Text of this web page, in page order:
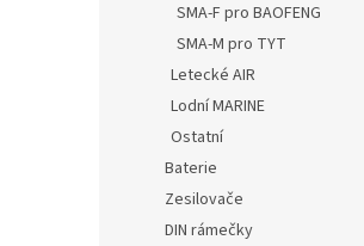
SMA-F pro BAOFENG
SMA-M pro TYT
Letecké AIR
Lodní MARINE
Ostatní
Baterie
Zesilovače
DIN rámečky